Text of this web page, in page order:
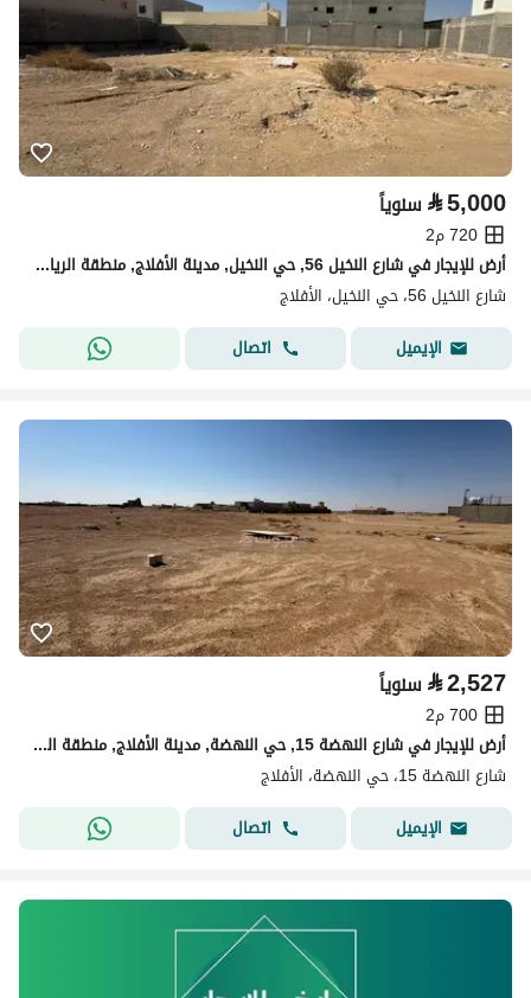
⃁5,000 سنوياً
720 م2
أرض للإيجار في شارع النخيل 56, حي النخيل, مدينة الأفلاج, منطقة الرياض
شارع النخيل 56، حي النخيل، الأفلاج
الإيميل
اتصال
⃁2,527 سنوياً
700 م2
أرض للإيجار في شارع النهضة 15, حي النهضة, مدينة الأفلاج, منطقة الرياض
شارع النهضة 15، حي النهضة، الأفلاج
الإيميل
اتصال